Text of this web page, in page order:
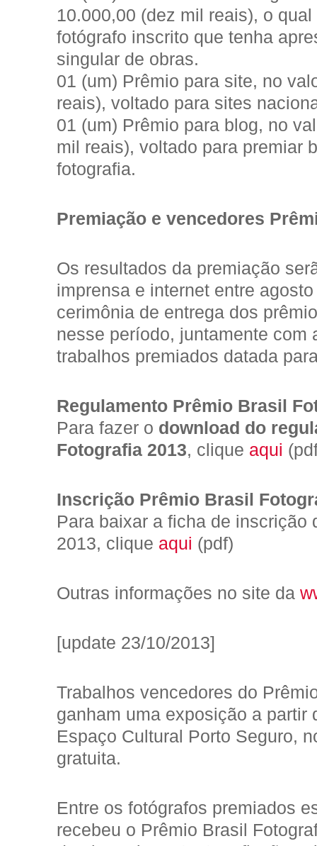
10.000,00 (dez mil reais), o
fotógrafo inscrito que tenha
singular de obras.
01 (um) Prêmio para site, no
reais), voltado para sites
01 (um) Prêmio para blog, no
mil reais), voltado para premiar
fotografia.
Premiação e vencedores
Os resultados da premiação
imprensa e internet entre
cerimônia de entrega dos
nesse período, juntamente com
trabalhos premiados datada
Regulamento Prêmio Brasil
Para fazer o download do
Fotografia 2013, clique aqui
Inscrição Prêmio Brasil
Para baixar a ficha de inscrição
2013, clique aqui (pdf)
Outras informações no site da
[update 23/10/2013]
Trabalhos vencedores do
ganham uma exposição a partir
Espaço Cultural Porto Seguro,
gratuita.
Entre os fotógrafos premiados
recebeu o Prêmio Brasil